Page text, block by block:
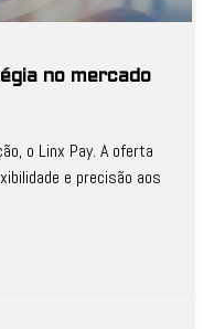
no mercado
o Linx Pay. A oferta
e precisão aos